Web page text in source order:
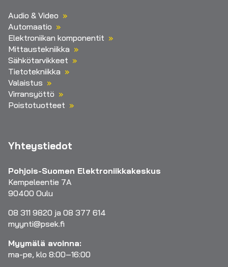
Audio & Video
Automaatio
Elektroniikan komponentit
Mittaustekniikka
Sähkötarvikkeet
Tietotekniikka
Valaistus
Virransyöttö
Poistotuotteet
Yhteystiedot
Pohjois-Suomen Elektroniikkakeskus
Kempeleentie 7A
90400 Oulu
08 311 9820 ja 08 377 614
myynti@psek.fi
Myymälä avoinna:
ma-pe, klo 8:00–16:00